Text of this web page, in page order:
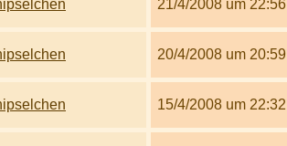
21/4/2008 um 22:56
20/4/2008 um 20:59
15/4/2008 um 22:32